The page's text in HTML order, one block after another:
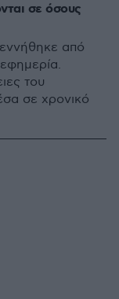
σε όσους
από
του
σε χρονικό